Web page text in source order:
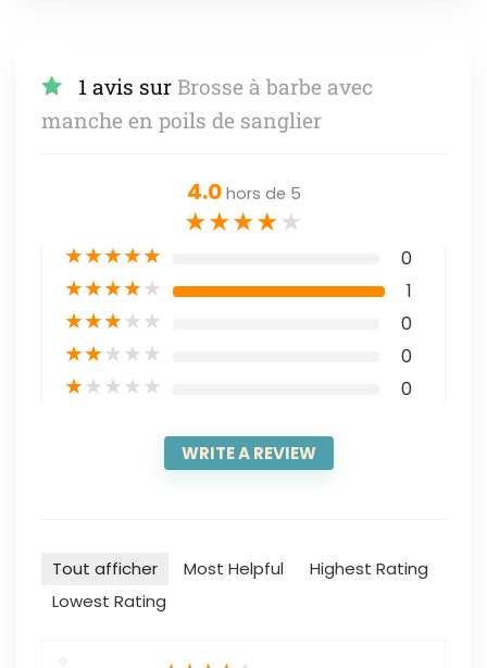
1 avis sur Brosse à barbe avec
manche en poils de sanglier
4.0 hors de 5
★★★★★
★★★★★ 0
★★★★★ 1
★★★★★ 0
★★★★★ 0
★★★★★ 0
WRITE A REVIEW
Tout afficher Most Helpful
Highest Rating
Lowest Rating